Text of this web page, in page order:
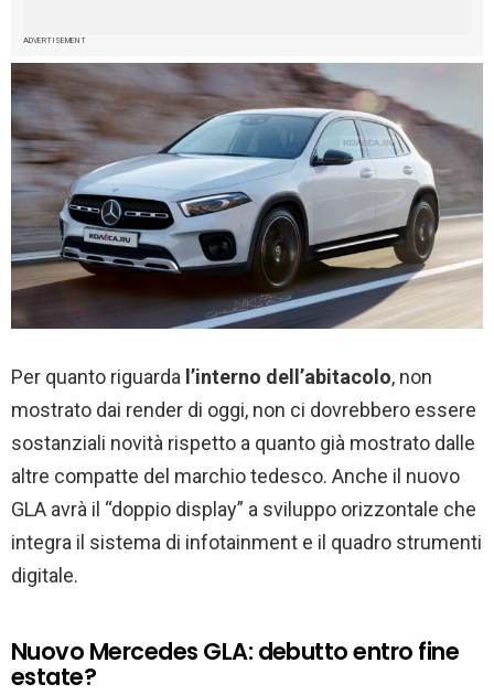
ADVERTISEMENT
Per quanto riguarda l’interno dell’abitacolo, non
mostrato dai render di oggi, non ci dovrebbero essere
sostanziali novità rispetto a quanto già mostrato dalle
altre compatte del marchio tedesco. Anche il nuovo
GLA avrà il “doppio display” a sviluppo orizzontale che
integra il sistema di infotainment e il quadro strumenti
digitale.
Nuovo Mercedes GLA: debutto entro fine
estate?